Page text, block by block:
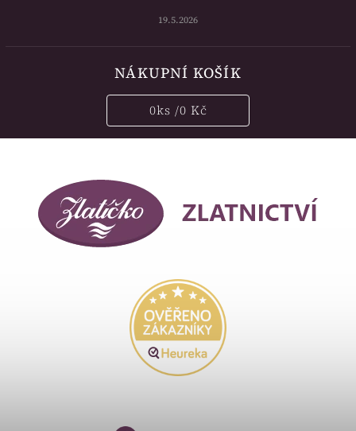
19.5.2026
NÁKUPNÍ KOŠÍK
0ks /0 Kč